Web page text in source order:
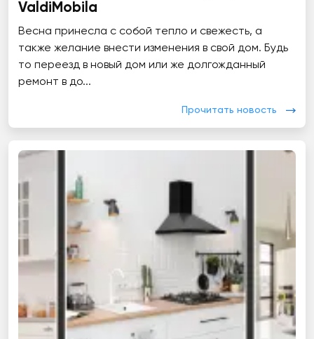
ValdiMobila
Весна принесла с собой тепло и свежесть, а
также желание внести изменения в свой дом. Будь
то переезд в новый дом или же долгожданный
ремонт в до...
Прочитать новость